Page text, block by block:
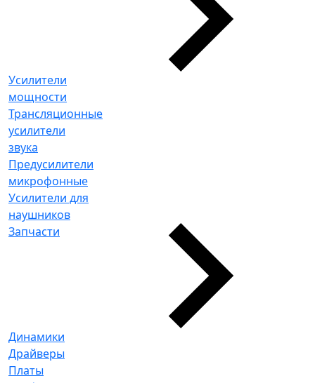
Усилители
мощности
Трансляционные
усилители
звука
Предусилители
микрофонные
Усилители для
наушников
Запчасти
Динамики
Драйверы
Платы